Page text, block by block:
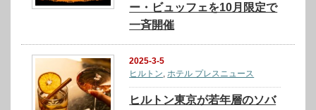
ー・ビュッフェを10月限定で
一斉開催
2025-3-5
ヒルトン ホテル プレスニュース
ヒルトン東京が若年層のソバ